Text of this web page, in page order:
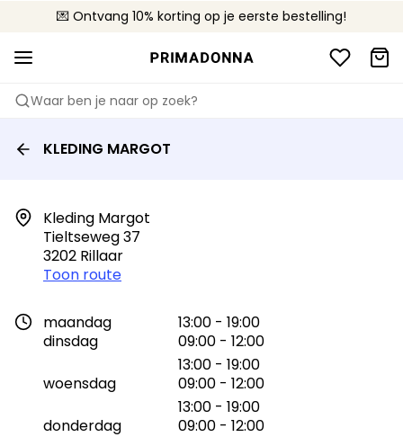
💌 Ontvang 10% korting op je eerste bestelling!
🚚 Gratis bezorging boven €90
📦 Gratis retourneren
Waar ben je naar op zoek?
KLEDING MARGOT
Kleding Margot
Tieltseweg 37
3202 Rillaar
Toon route
maandag
13:00 - 19:00
dinsdag
09:00 - 12:00
13:00 - 19:00
woensdag
09:00 - 12:00
13:00 - 19:00
donderdag
09:00 - 12:00